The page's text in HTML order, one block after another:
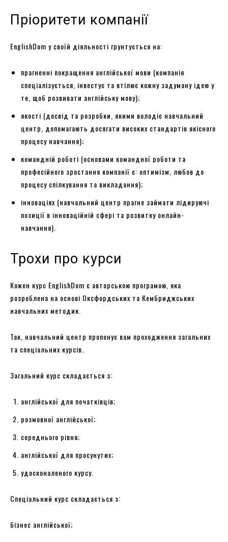
Пріоритети компанії
EnglishDom у своїй діяльності ґрунтується на:
прагненні покращення англійської мови (компанія
спеціалізується, інвестує та втілює кожну задуману ідею у
те, щоб розвивати англійську мову);
якості (досвід та розробки, якими володіє навчальний
центр, допомагають досягати високих стандартів якісного
процесу навчання);
командній роботі (основами командної роботи та
професійного зростання компанії є: оптимізм, любов до
процесу спілкування та викладання);
інноваціях (навчальний центр прагне займати лідируючі
позиції в інноваційній сфері та розвитку онлайн-
навчання).
Трохи про курси
Кожен курс EnglishDom є авторською програмою, яка
розроблена на основі Оксфордських та Кембриджських
навчальних методик.
Так, навчальний центр пропонує вам проходження загальних
та спеціальних курсів.
Загальний курс складається з:
англійської для початківців;
розмовної англійської;
середнього рівня;
англійської для просунутих;
удосконаленого курсу.
Спеціальний курс складається з:
бізнес англійської;